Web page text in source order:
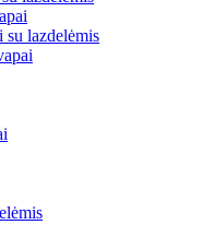
su lazdelėmis